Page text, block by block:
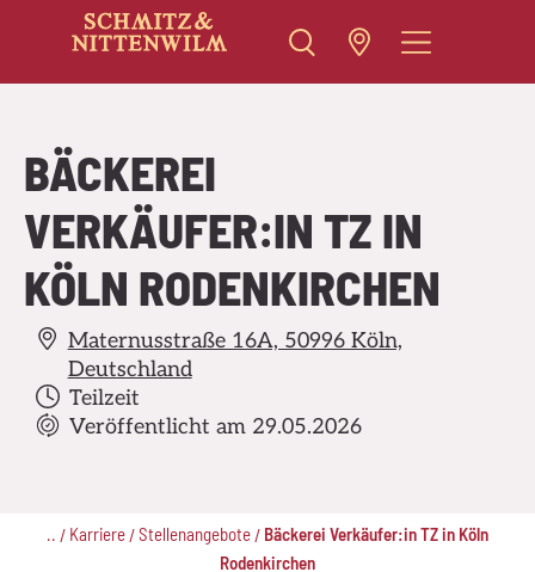
BÄCKEREI
VERKÄUFER:IN TZ IN
KÖLN RODENKIRCHEN
Maternusstraße 16A, 50996 Köln,
Deutschland
Teilzeit
Veröffentlicht am 29.05.2026
.. / Karriere /Stellenangebote / Bäckerei Verkäufer:in TZ in Köln
Rodenkirchen